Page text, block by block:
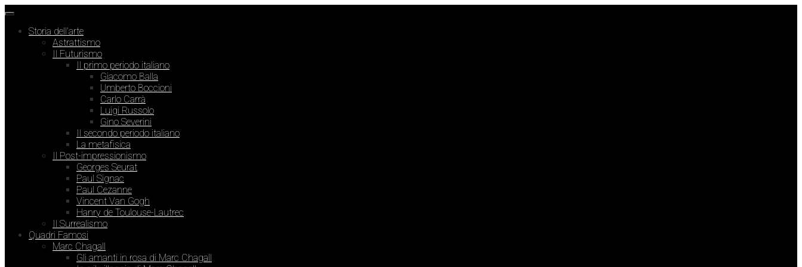
Storia dell’arte
Astrattismo
Il Futurismo
Il primo periodo italiano
Giacomo Balla
Umberto Boccioni
Carlo Carrà
Luigi Russolo
Gino Severini
Il secondo periodo italiano
La metafisica
Il Post-impressionismo
Georges Seurat
Paul Signac
Paul Cezanne
Vincent Van Gogh
Hanry de Toulouse-Lautrec
Il Surrealismo
Quadri Famosi
Marc Chagall
Gli amanti in rosa di Marc Chagall